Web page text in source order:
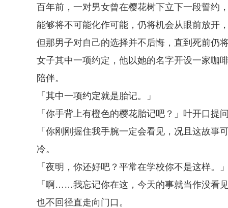
百年前，一对男女曾在樱花树下立下一段誓约
能够将不可能化作可能，仍将机会从眼前放开
但那男子对自己的选择并不后悔，直到死前仍
女子其中一项约定，他以她的名字开设一家咖
陪伴。
「其中一项约定就是胎记。」
「你手背上有橙色的樱花胎记吧？」叶开口提
「你刚刚握住我手腕一定会看见，况且这故
冷。
「夜明，你还好吧？平常在学校你不是这样。
「啊……我忘记你在这，今天的事就当作没看
也不回径直走向门口。